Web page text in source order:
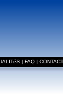
| FAQ |